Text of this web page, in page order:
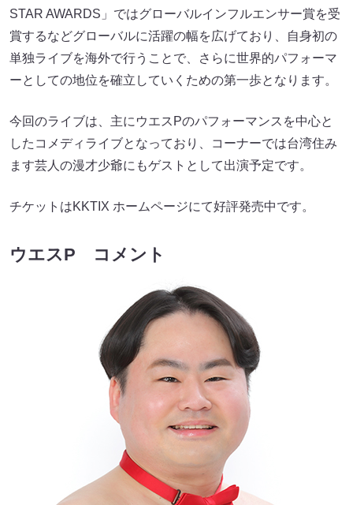
STAR AWARDS」ではグローバルインフルエンサー賞を受
賞するなどグローバルに活躍の幅を広げており、自身初の
単独ライブを海外で行うことで、さらに世界的パフォーマ
ーとしての地位を確立していくための第一歩となります。
今回のライブは、主にウエスPのパフォーマンスを中心と
したコメディライブとなっており、コーナーでは台湾住み
ます芸人の漫才少爺にもゲストとして出演予定です。
チケットはKKTIX ホームページにて好評発売中です。
ウエスP コメント